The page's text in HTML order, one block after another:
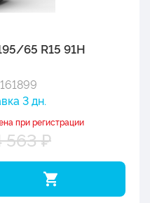
65 R15 91H
3 дн.
при регистрации
563 ₽